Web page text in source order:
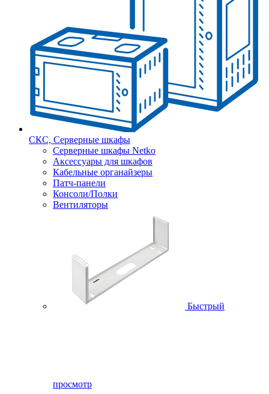
СКС, Серверные шкафы
Серверные шкафы Netko
Аксессуары для шкафов
Кабельные органайзеры
Патч-панели
Консоли/Полки
Вентиляторы
Быстрый
просмотр